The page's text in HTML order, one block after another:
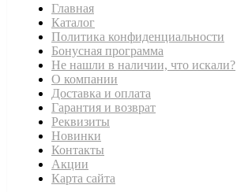
Главная
Каталог
Политика конфиденциальности
Бонусная программа
Не нашли в наличии, что искали?
О компании
Доставка и оплата
Гарантия и возврат
Реквизиты
Новинки
Контакты
Акции
Карта сайта